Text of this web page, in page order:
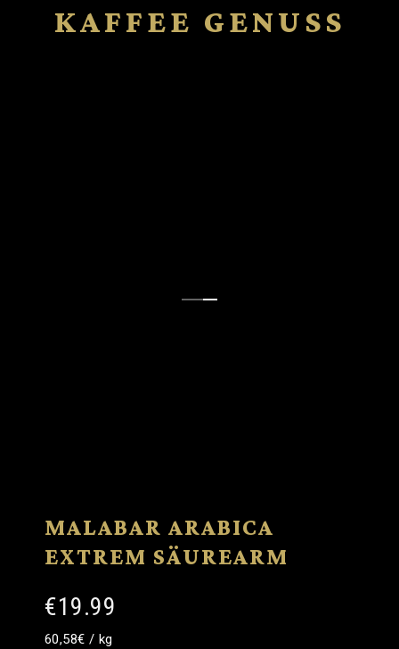
KAFFEE GENUSS
MALABAR ARABICA
EXTREM SÄUREARM
€19.99
Grundpreis
Grundpreis
60,58€ / pro
kg